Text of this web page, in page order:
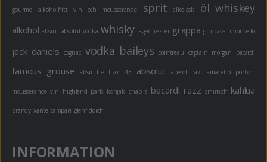
gourme alkoholfritt vin och mousserande sprit alkoläsk öl whiskey
alkohol absint absolut vodka whisky jägermeister grappa gin cava limoncello
jack daniels cognac vodka baileys cointreau captain morgan bacardi
famous grouse absinthe likör 43 absolut aperol raki amaretto portvin
mousserande vin highland park konjak chablis bacardi razz smirnoff kahlua
brandy xante campari glenfiddich
INFORMATION